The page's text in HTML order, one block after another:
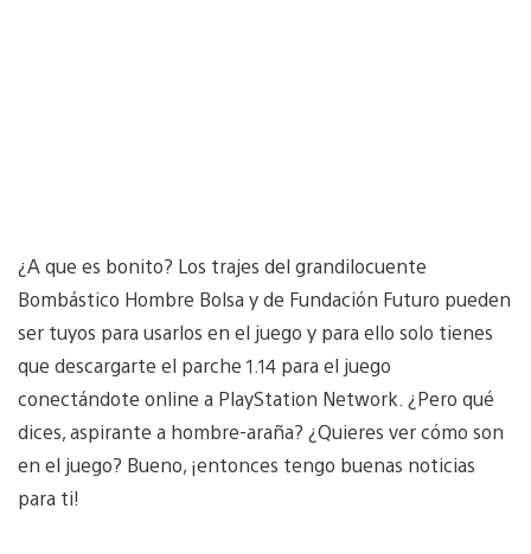
¿A que es bonito? Los trajes del grandilocuente
Bombástico Hombre Bolsa y de Fundación Futuro pueden
ser tuyos para usarlos en el juego y para ello solo tienes
que descargarte el parche 1.14 para el juego
conectándote online a PlayStation Network. ¿Pero qué
dices, aspirante a hombre-araña? ¿Quieres ver cómo son
en el juego? Bueno, ¡entonces tengo buenas noticias
para ti!